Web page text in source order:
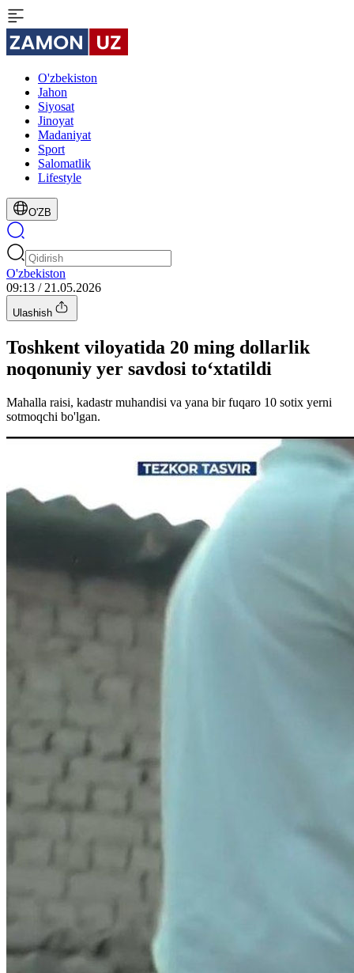
O'zbekiston
Jahon
Siyosat
Jinoyat
Madaniyat
Sport
Salomatlik
Lifestyle
O'ZB
O'zbekiston
09:13 / 21.05.2026
Ulashish
Toshkent viloyatida 20 ming dollarlik
noqonuniy yer savdosi to‘xtatildi
Mahalla raisi, kadastr muhandisi va yana bir fuqaro 10 sotix yerni
sotmoqchi bo'lgan.